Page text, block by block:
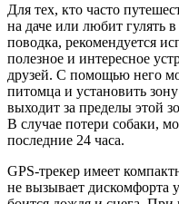
Для тех, кто часто
на даче или любит гулять
поводка, рекомендуется
полезное и интересное
друзей. С помощью него
питомца и установить
выходит за пределы этой
В случае потери собаки,
последние 24 часа.
GPS-трекер имеет
не вызывает дискомфорта